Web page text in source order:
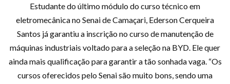
Estudante do último módulo do curso técnico em
eletromecânica no Senai de Camaçari, Ederson Cerqueira
Santos já garantiu a inscrição no curso de manutenção de
máquinas industriais voltado para a seleção na BYD. Ele quer
ainda mais qualificação para garantir a tão sonhada vaga. “Os
cursos oferecidos pelo Senai são muito bons, sendo uma